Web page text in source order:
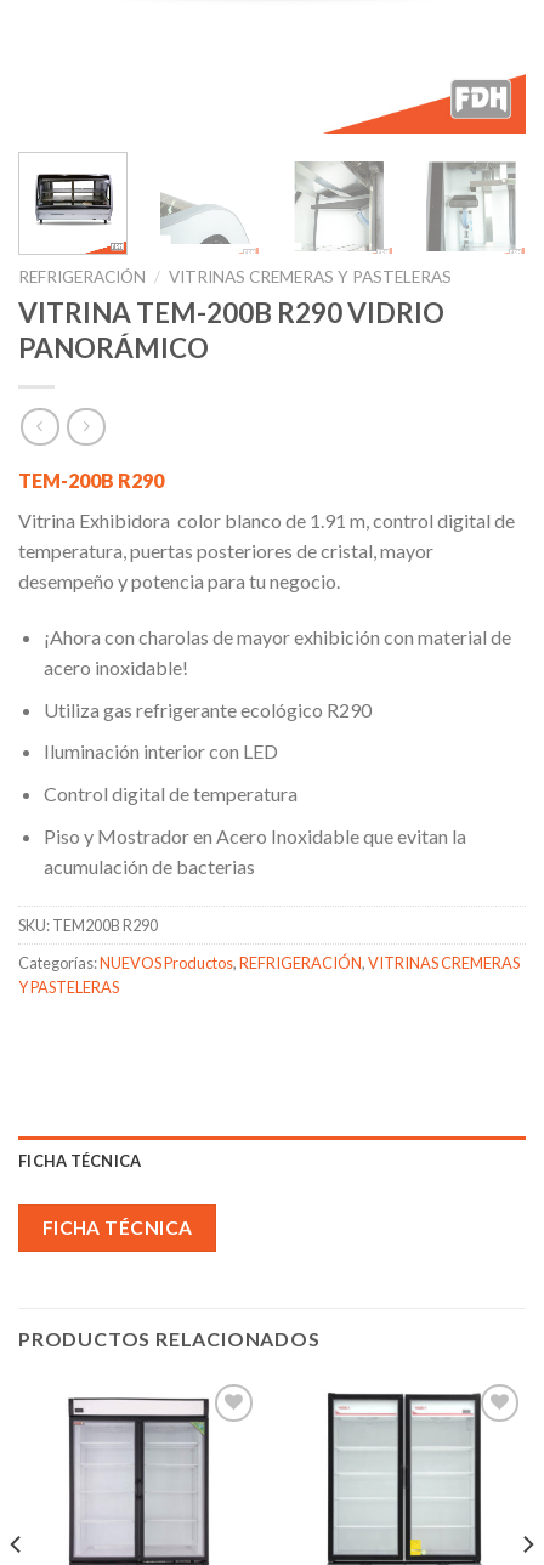
REFRIGERACIÓN / VITRINAS CREMERAS Y PASTELERAS
VITRINA TEM-200B R290 VIDRIO
PANORÁMICO
TEM-200B R290
Vitrina Exhibidora color blanco de 1.91 m, control digital de
temperatura, puertas posteriores de cristal, mayor
desempeño y potencia para tu negocio.
¡Ahora con charolas de mayor exhibición con material de
acero inoxidable!
Utiliza gas refrigerante ecológico R290
Iluminación interior con LED
Control digital de temperatura
Piso y Mostrador en Acero Inoxidable que evitan la
acumulación de bacterias
SKU:TEM200B R290
Categorías:NUEVOS Productos,REFRIGERACIÓN,VITRINAS CREMERAS
Y PASTELERAS
FICHA TÉCNICA
FICHA TÉCNICA
PRODUCTOS RELACIONADOS
deseos